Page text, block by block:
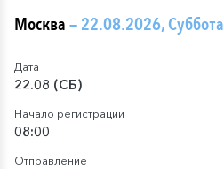
Москва— 22.08.2026, Суббота
Дата
22.08 (СБ)
Начало регистрации
08:00
Отправление